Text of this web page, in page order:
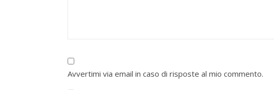
Avvertimi via email in caso di risposte al mio commento.